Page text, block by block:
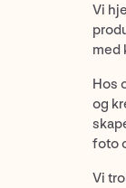
Vi
med
Hos
og
foto
Vi